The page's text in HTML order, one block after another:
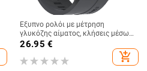
Έξυπνο ρολόι με μέτρηση
γλυκόζης αίματος, κλήσεις μέσω
Bluetooth, οθόνη AMOLED,
παρακολούθηση καρδιακού
ρυθμού, μέτρηση οξυγόνου στο
26.95 €
add_shopping_cart